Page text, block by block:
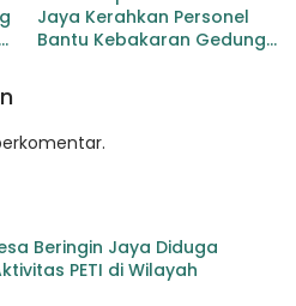
Jaya Kerahkan Personel
Bantu Kebakaran Gedung
Beringin Jaya Diduga
PETI di Wilayah